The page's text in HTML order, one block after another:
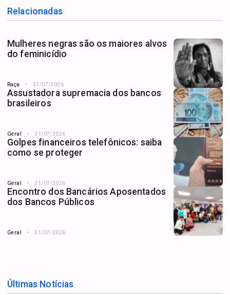
Relacionadas
Mulheres negras são os maiores alvos
do feminicídio
Raça 31/07/2026
Assustadora supremacia dos bancos
brasileiros
Geral 31/07/2026
Golpes financeiros telefônicos: saiba
como se proteger
Geral 31/07/2026
Encontro dos Bancários Aposentados
dos Bancos Públicos
Geral 31/07/2026
Últimas Notícias